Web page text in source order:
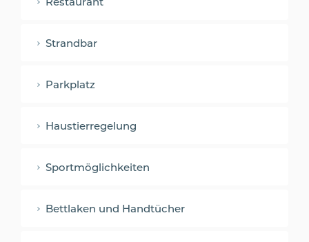
Strandbar
Parkplatz
Haustierregelung
Sportmöglichkeiten
Bettlaken und Handtücher